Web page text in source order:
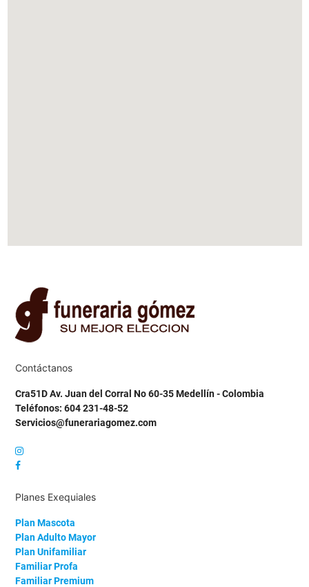
Contáctanos
Cra51D Av. Juan del Corral No 60-35 Medellín - Colombia
Teléfonos: 604 231-48-52
Servicios@funerariagomez.com
Planes Exequiales
Plan Mascota
Plan Adulto Mayor
Plan Unifamiliar
Familiar Profa
Familiar Premium